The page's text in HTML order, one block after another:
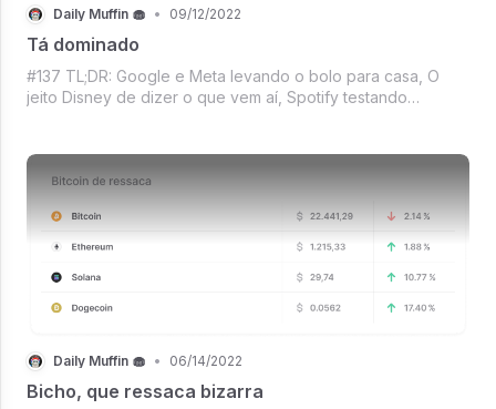
Daily Muffin 🧁 • 09/12/2022
Tá dominado
#137 TL;DR: Google e Meta levando o bolo para casa, O
jeito Disney de dizer o que vem aí, Spotify testando
Betinha - mas do nosso jeitinho, Me
Daily Muffin 🧁 • 06/14/2022
Bicho, que ressaca bizarra